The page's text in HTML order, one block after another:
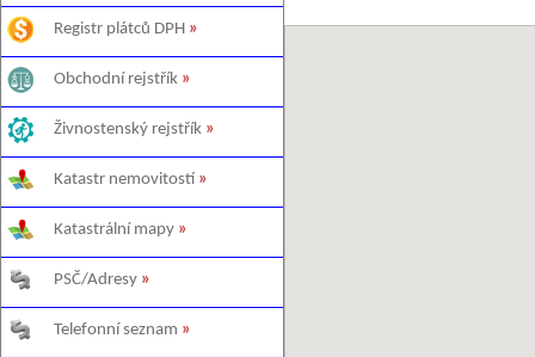
Registr plátců DPH »
Obchodní rejstřík »
Živnostenský rejstřík »
Katastr nemovitostí »
Katastrální mapy »
PSČ/Adresy »
Telefonní seznam »